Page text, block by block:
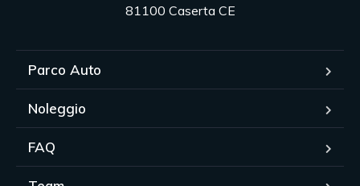
81100 Caserta CE
Parco Auto
Noleggio
FAQ